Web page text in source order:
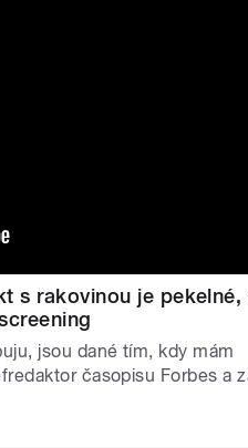
s rakovinou je pekelné,
jsou dané tím, kdy mám
časopisu Forbes a